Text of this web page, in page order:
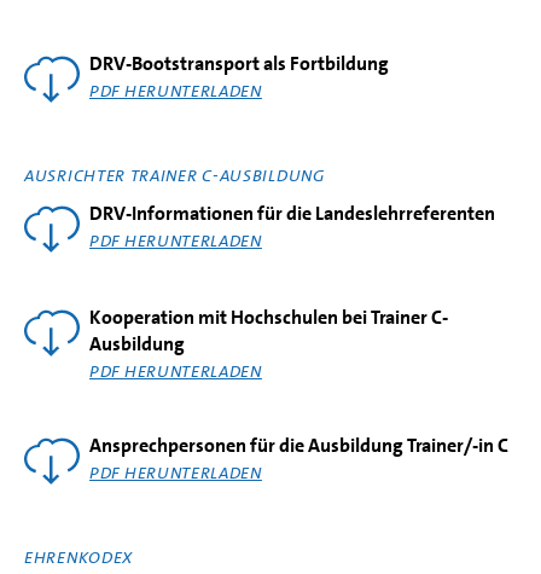
DRV-Bootstransport als Fortbildung
PDF HERUNTERLADEN
AUSRICHTER TRAINER C-AUSBILDUNG
DRV-Informationen für die Landeslehrreferenten
PDF HERUNTERLADEN
Kooperation mit Hochschulen bei Trainer C-
Ausbildung
PDF HERUNTERLADEN
Ansprechpersonen für die Ausbildung Trainer/-in C
PDF HERUNTERLADEN
EHRENKODEX